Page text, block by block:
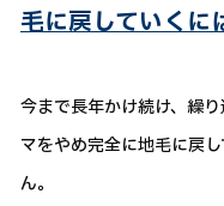
毛に戻していくに
今まで長年かけ続け、繰
マをやめ完全に地毛に戻
ん。